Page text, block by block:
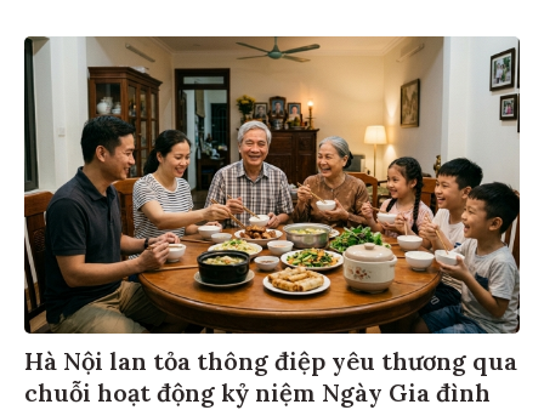
Hà Nội lan tỏa thông điệp yêu thương qua
chuỗi hoạt động kỷ niệm Ngày Gia đình